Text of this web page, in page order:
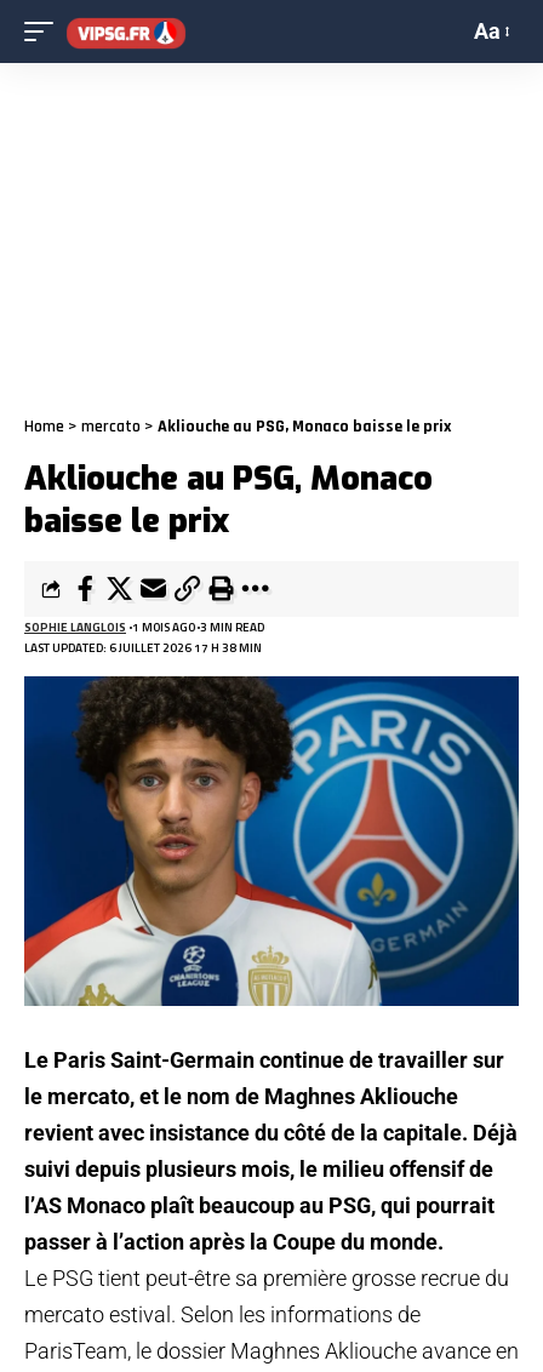
Aa
Home > mercato > Akliouche au PSG, Monaco baisse le prix
Akliouche au PSG, Monaco
baisse le prix
LAST UPDATED: 6 JUILLET 2026 17 H 38 MIN
SOPHIE LANGLOIS 1 MOIS AGO 3 MIN READ
Le Paris Saint-Germain continue de travailler sur
le mercato, et le nom de Maghnes Akliouche
revient avec insistance du côté de la capitale. Déjà
suivi depuis plusieurs mois, le milieu offensif de
l’AS Monaco plaît beaucoup au PSG, qui pourrait
passer à l’action après la Coupe du monde.
Le PSG tient peut-être sa première grosse recrue du
mercato estival. Selon les informations de
ParisTeam, le dossier Maghnes Akliouche avance en